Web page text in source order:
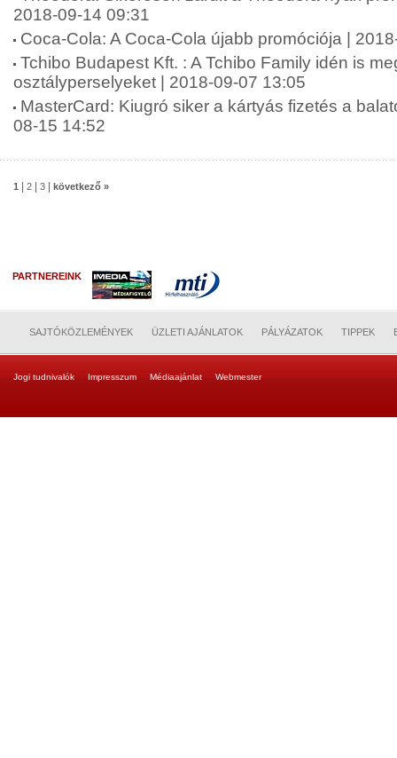
2018-09-14 09:31
Coca-Cola: A Coca-Cola újabb promóciója |
Tchibo Budapest Kft. : A Tchibo Family idén is
osztályperselyeket | 2018-09-07 13:05
MasterCard: Kiugró siker a kártyás fizetés a
08-15 14:52
1 2 3 következő »
PARTNEREINK
SAJTÓKÖZLEMÉNYEK ÜZLETI AJÁNLATOK PÁLYÁZATOK TIPPEK
Jogi tudnivalók Impresszum Médiaajánlat Webmester